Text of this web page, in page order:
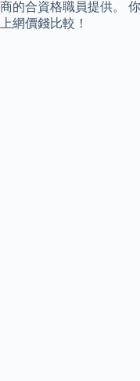
商的合資格職員提供。
上網價錢比較！